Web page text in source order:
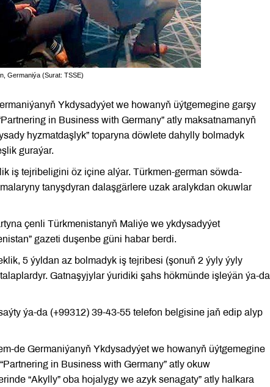
Germaniýa (Surat: TSSE)
Ykdysadyýet we howanyň üýtgemegine garşy
in Business with Germany” atly maksatnamanyň
hyzmatdaşlyk” toparyna döwlete dahylly bolmadyk
guraýar.
iş tejribeligini öz içine alýar. Türkmen-german söwda-
tanyşdyran dalaşgärlere uzak aralykdan okuwlar
çenli Türkmenistanyň Maliýe we ykdysadyýet
gazeti duşenbe güni habar berdi.
5 ýyldan az bolmadyk iş tejribesi (şonuň 2 ýyly ýyly
Gatnaşyjylar ýuridiki şahs hökmünde işleýän ýa-da
ýa-da (+99312) 39-43-55 telefon belgisine jaň edip alyp
de Germaniýanyň Ykdysadyýet we howanyň üýtgemegine
in Business with Germany” atly okuw
“Akylly” oba hojalygy we azyk senagaty” atly halkara